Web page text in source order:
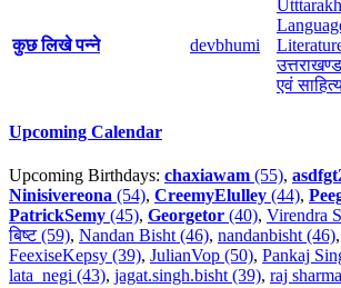
कुछ लिखे पन्ने devbhumi
एवं
Upcoming Calendar
Upcoming Birthdays: chaxiawam (55),
Ninisivereona (54), CreemyElulley (44),
PatrickSemy (45), Georgetor (40), Virendra
बिष्ट (59), Nandan Bisht (46), nandanbisht (46),
FeexiseKepsy (39), JulianVop (50), Pankaj
lata_negi (43), jagat.singh.bisht (39), raj